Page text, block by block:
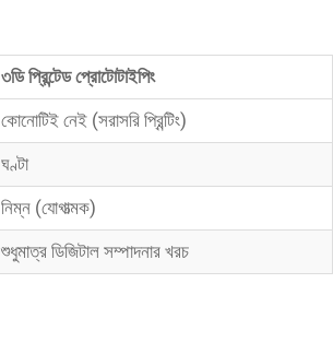
৩ডি প্রিন্টেড প্রোটোটাইপিং
কোনোটিই নেই (সরাসরি প্রিন্টিং)
ঘণ্টা
নিম্ন (যোগাত্মক)
শুধুমাত্র ডিজিটাল সম্পাদনার খরচ